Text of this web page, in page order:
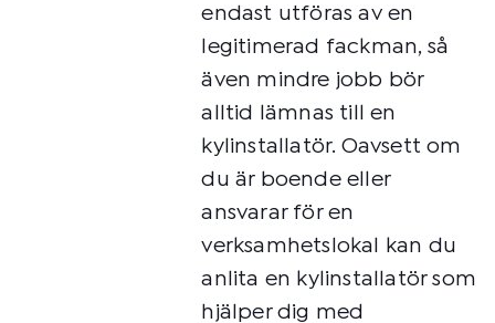
endast utföras av en
legitimerad fackman, så
även mindre jobb bör
alltid lämnas till en
kylinstallatör. Oavsett om
du är boende eller
ansvarar för en
verksamhetslokal kan du
anlita en kylinstallatör som
hjälper dig med